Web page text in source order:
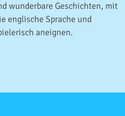
wunderbare Geschichten, mit
englische Sprache und
aneignen.